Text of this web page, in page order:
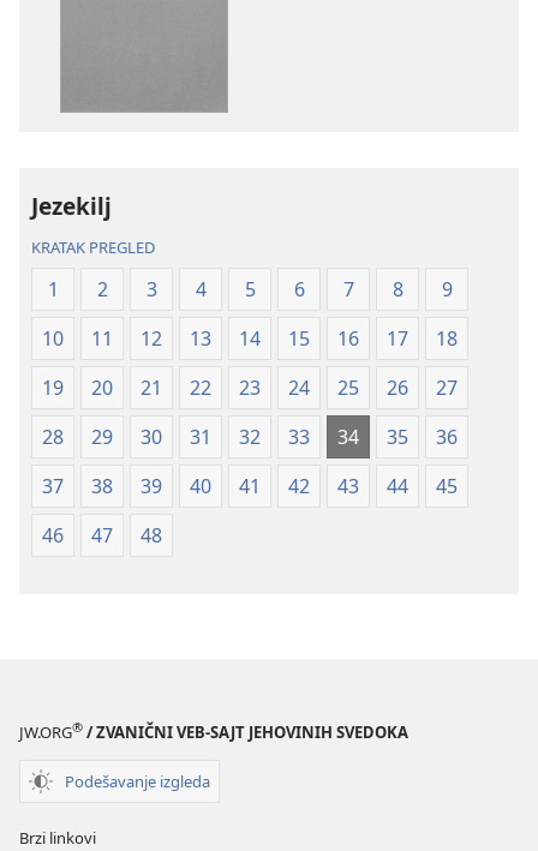
(revidirano
izdanje
iz
2019)
(revidirano
izdanje
iz
2019)
Jezekilj
KRATAK PREGLED
1 2 3 4 5 6 7 8
9
10
11 12 13 14 15 16 17
18
19
20 21 22 23 24 25 26
27
28
29 30 31 32 33 34 35
36
37
38 39 40 41 42 43 44
45
46
47 48
JW.ORG® / ZVANIČNI VEB-SAJT JEHOVINIH SVEDOKA
Podešavanje izgleda
Brzi linkovi